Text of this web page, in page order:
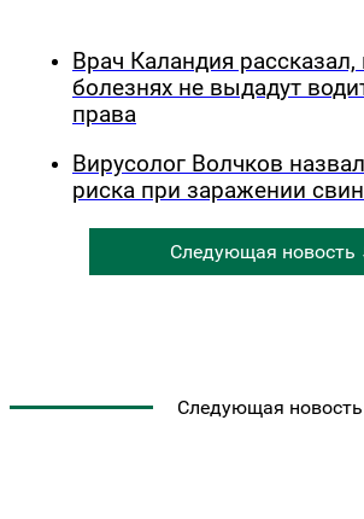
Врач Каландия рассказал,
болезнях не выдадут
права
Вирусолог Волчков
риска при заражении
Следующая новость
Следующая новость